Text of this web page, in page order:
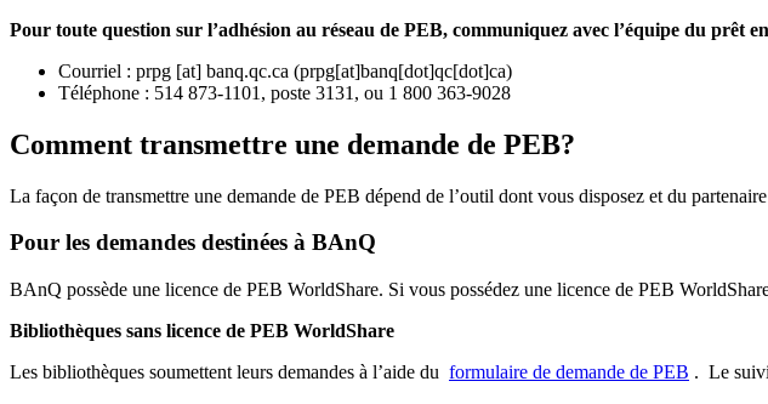
Pour toute question sur l’adhésion au réseau de PEB, communiquez avec l’équipe du prêt
Courriel : prpg [at] banq.qc.ca (prpg[at]banq[dot]qc[dot]ca)
Téléphone : 514 873-1101, poste 3131, ou 1 800 363-9028
Comment transmettre une demande de PEB?
La façon de transmettre une demande de PEB dépend de l’outil dont vous disposez et du
Pour les demandes destinées à BAnQ
BAnQ possède une licence de PEB WorldShare. Si vous possédez une licence de PEB
Bibliothèques sans licence de PEB WorldShare
Les bibliothèques soumettent leurs demandes à l’aide du formulaire de demande de PEB . Le